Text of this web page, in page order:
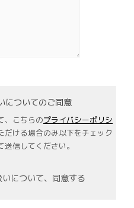
についてのご同意
、こちらのプライバシーポリシ
だける場合のみ以下をチェック
信してください。
について、同意する